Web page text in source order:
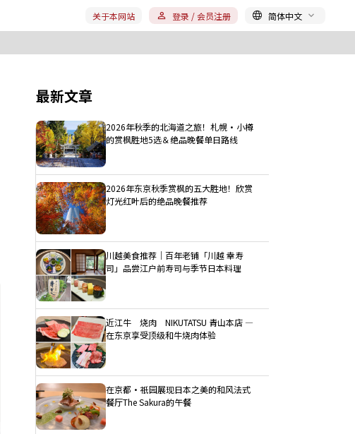
关于本网站 登录 / 会员注册 简体中文
最新文章
2026年秋季的北海道之旅！札幌・小樽
的赏枫胜地5选＆绝品晚餐单日路线
2026年东京秋季赏枫的五大胜地！欣赏
灯光红叶后的绝品晚餐推荐
川越美食推荐｜百年老铺「川越 幸寿
司」品尝江户前寿司与季节日本料理
近江牛 烧肉 NIKUTATSU 青山本店 ―
在东京享受顶级和牛烧肉体验
在京都・祇园展现日本之美的和风法式
餐厅The Sakura的午餐